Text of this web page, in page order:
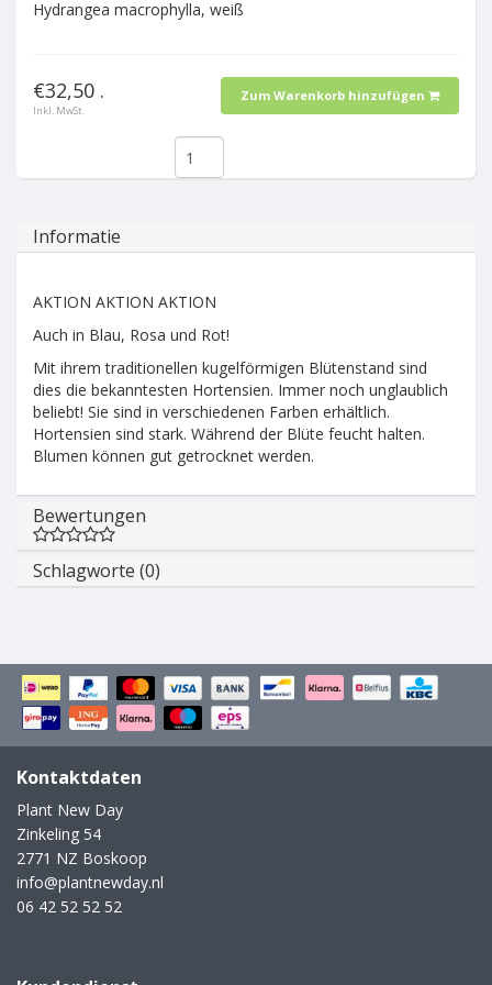
Hydrangea macrophylla, weiß
€32,50 .
Inkl. MwSt.
Zum Warenkorb hinzufügen
Informatie
AKTION AKTION AKTION
Auch in Blau, Rosa und Rot!
Mit ihrem traditionellen kugelförmigen Blütenstand sind
dies die bekanntesten Hortensien. Immer noch unglaublich
beliebt! Sie sind in verschiedenen Farben erhältlich.
Hortensien sind stark. Während der Blüte feucht halten.
Blumen können gut getrocknet werden.
Bewertungen
Schlagworte (0)
Kontaktdaten
Plant New Day
Zinkeling 54
2771 NZ Boskoop
info@plantnewday.nl
06 42 52 52 52